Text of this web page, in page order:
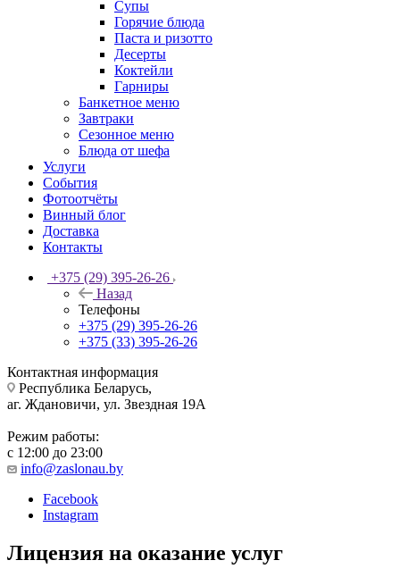
Супы
Горячие блюда
Паста и ризотто
Десерты
Коктейли
Гарниры
Банкетное меню
Завтраки
Сезонное меню
Блюда от шефа
Услуги
События
Фотоотчёты
Винный блог
Доставка
Контакты
+375 (29) 395-26-26
Назад
Телефоны
+375 (29) 395-26-26
+375 (33) 395-26-26
Контактная информация
Республика Беларусь,
аг. Ждановичи, ул. Звездная 19А
Режим работы:
с 12:00 до 23:00
info@zaslonau.by
Facebook
Instagram
Лицензия на оказание услуг